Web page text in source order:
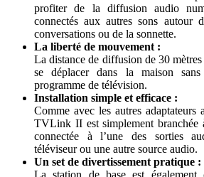
profiter de la diffusion audio
connectés aux autres sons autour
conversations ou de la sonnette.
La liberté de mouvement :
La distance de diffusion de 30
se déplacer dans la maison
programme de télévision.
Installation simple et efficace :
Comme avec les autres adaptateurs
TVLink II est simplement branchée
connectée à l’une des sorties
téléviseur ou une autre source audio.
Un set de divertissement pratique :
La station de base est également